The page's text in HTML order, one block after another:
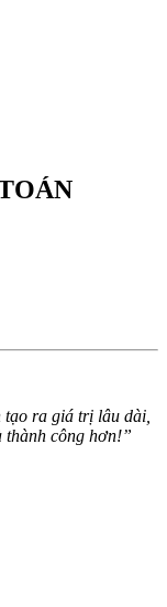
tạo ra giá trị lâu dài,
thành công hơn!”